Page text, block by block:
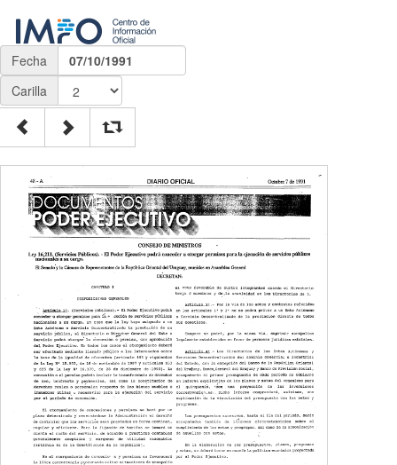
Fecha
07/10/1991
Carilla